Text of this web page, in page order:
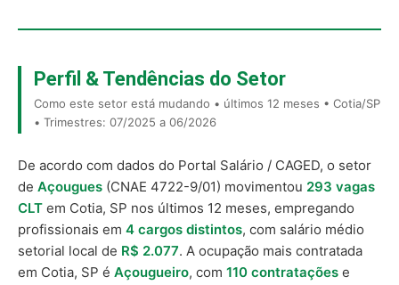
Perfil & Tendências do Setor
Como este setor está mudando • últimos 12 meses • Cotia/SP
• Trimestres: 07/2025 a 06/2026
De acordo com dados do Portal Salário / CAGED, o setor
de Açougues (CNAE 4722-9/01) movimentou 293 vagas
CLT em Cotia, SP nos últimos 12 meses, empregando
profissionais em 4 cargos distintos, com salário médio
setorial local de R$ 2.077. A ocupação mais contratada
em Cotia, SP é Açougueiro, com 110 contratações e